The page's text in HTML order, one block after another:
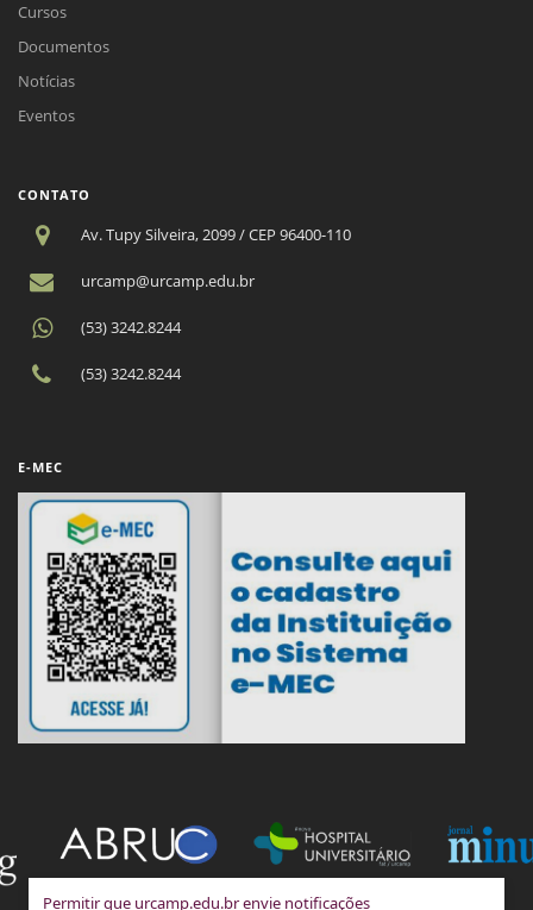
Permitir que urcamp.edu.br envie notificações
Cursos
Documentos
Notícias
Eventos
CONTATO
Av. Tupy Silveira, 2099 / CEP 96400-110
urcamp@urcamp.edu.br
(53) 3242.8244
(53) 3242.8244
E-MEC